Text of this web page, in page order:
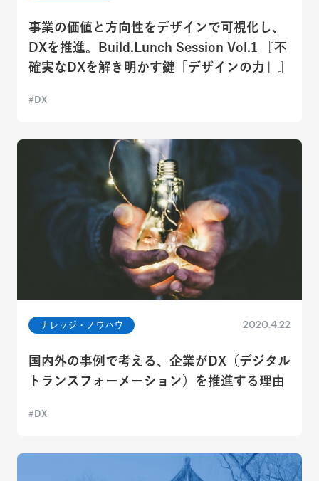
事業の価値と方向性をデザインで可視化し、
DXを推進。Build.Lunch Session Vol.1 『不
確実なDXを解き明かす鍵「デザインの力」』
DX
ナレッジ・ノウハウ 2020.4.22
国内外の事例で考える、企業がDX（デジタル
トランスフォーメーション）を推進する理由
DX